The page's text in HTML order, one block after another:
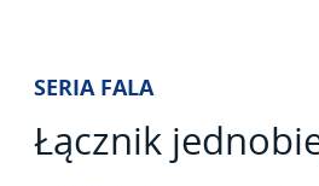
SERIA FALA
Łącznik